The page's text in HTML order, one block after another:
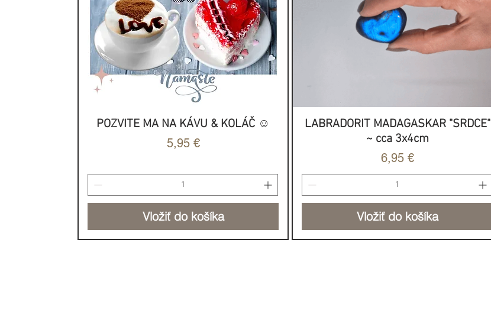
Rýchle zobrazenie
POZVITE MA NA KÁVU & KOLÁČ ☺️
Cena
5,95 €
Vložiť do košíka
Rýchle zobrazenie
LABRADORIT MADAGASKAR "SRDCE"
~ cca 3x4cm
Cena
6,95 €
Vložiť do košíka